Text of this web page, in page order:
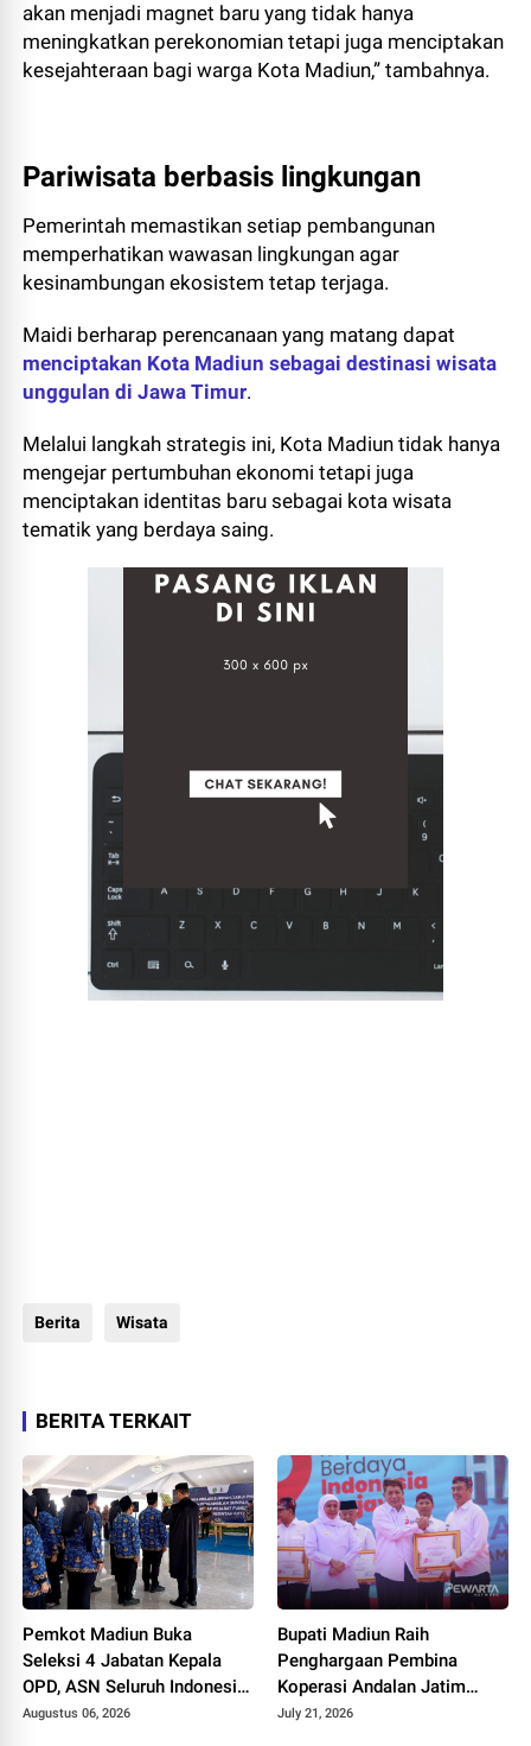
akan menjadi magnet baru yang tidak hanya
meningkatkan perekonomian tetapi juga menciptakan
kesejahteraan bagi warga Kota Madiun,” tambahnya.
Pariwisata berbasis lingkungan
Pemerintah memastikan setiap pembangunan
memperhatikan wawasan lingkungan agar
kesinambungan ekosistem tetap terjaga.
Maidi berharap perencanaan yang matang dapat
menciptakan Kota Madiun sebagai destinasi wisata
unggulan di Jawa Timur.
Melalui langkah strategis ini, Kota Madiun tidak hanya
mengejar pertumbuhan ekonomi tetapi juga
menciptakan identitas baru sebagai kota wisata
tematik yang berdaya saing.
Berita Wisata
BERITA TERKAIT
Pemkot Madiun Buka
Seleksi 4 Jabatan Kepala
OPD, ASN Seluruh Indonesia
Bisa Mendaftar
Augustus 06, 2026
Bupati Madiun Raih
Penghargaan Pembina
Koperasi Andalan Jatim
2026 pada Puncak Hari
July 21, 2026